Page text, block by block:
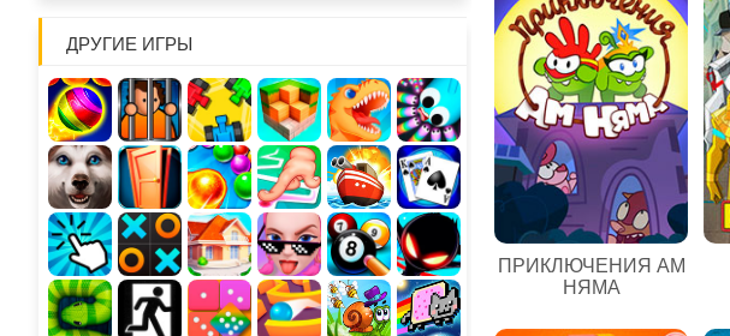
ДРУГИЕ ИГРЫ
ПРИКЛЮЧЕНИЯ АМ
НЯМА